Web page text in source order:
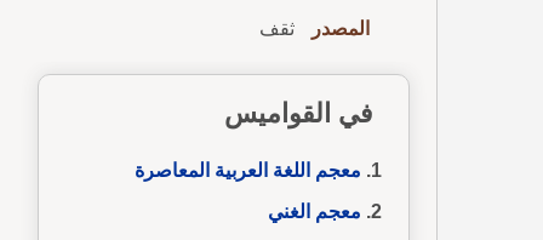
المصدر ثقف
في القواميس
معجم اللغة العربية المعاصرة
معجم الغني